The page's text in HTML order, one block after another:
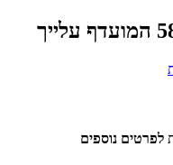
לפרטים נוספים